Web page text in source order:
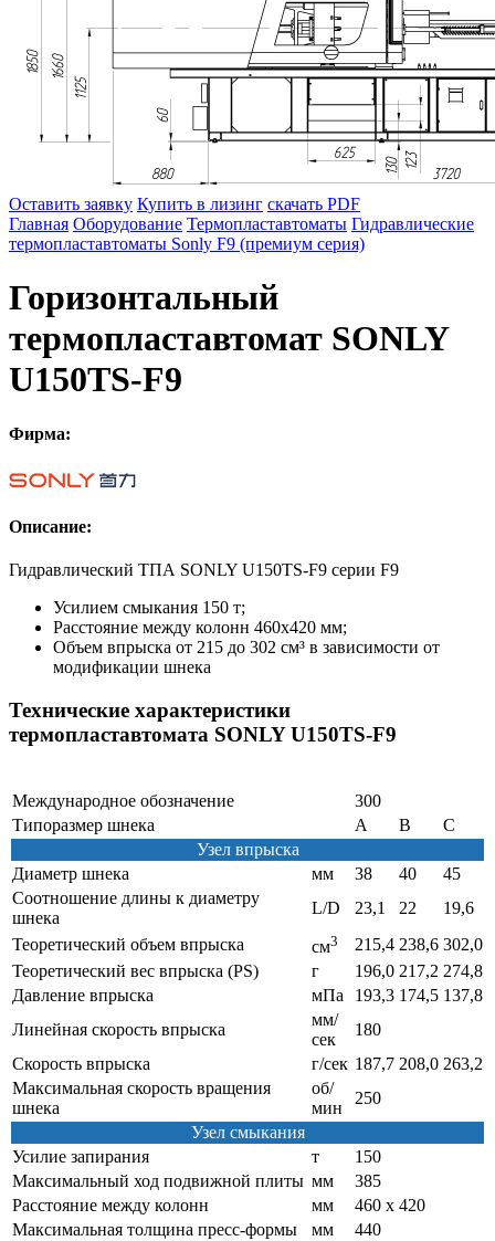
Оставить заявку Купить в лизинг скачать PDF
Главная Оборудование Термопластавтоматы Гидравлические
термопластавтоматы Sonly F9 (премиум серия)
Горизонтальный
термопластавтомат SONLY
U150TS-F9
Фирма:
Описание:
Гидравлический ТПА SONLY U150TS-F9 серии F9
Усилием смыкания 150 т;
Расстояние между колонн 460х420 мм;
Объем впрыска от 215 до 302 см³ в зависимости от
модификации шнека
Технические характеристики
термопластавтомата SONLY U150TS-F9
Международное обозначение
300
Типоразмер шнека
A B
C
Узел впрыска
Диаметр шнека
мм 38 40
45
Соотношение длины к диаметру
шнека
L/D 23,1 22
19,6
Теоретический объем впрыска
см3 215,4 238,6 302,0
Теоретический вес впрыска (PS)
г 196,0 217,2 274,8
Давление впрыска
мПа 193,3 174,5 137,8
Линейная скорость впрыска
мм/
сек
180
Скорость впрыска
г/сек 187,7 208,0 263,2
Максимальная скорость вращения
шнека
об/
мин
250
Узел смыкания
Усилие запирания
т
150
Максимальный ход подвижной плиты мм
385
Расстояние между колонн
мм
460 х 420
Максимальная толщина пресс-формы
мм 440